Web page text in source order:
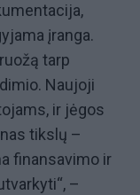
įranga.
tarp
Naujoji
ir jėgos
tikslų –
finansavimo ir
–